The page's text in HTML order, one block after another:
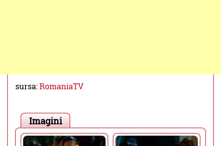
sursa:RomaniaTV
Imagini